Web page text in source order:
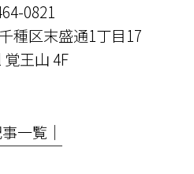
0821
種区末盛通1丁目17
王山 4F
一覧│